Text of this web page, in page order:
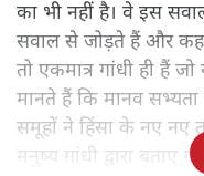
का भी नहीं है। वे इस
सवाल से जोड़ते हैं और
तो एकमात्र गांधी ही हैं
मानते हैं कि मानव
समूहों ने हिंसा के नए नए
मनुष्य गांधी द्वारा बताए